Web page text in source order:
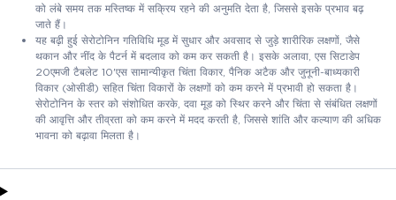
को लंबे समय तक मस्तिष्क में सक्रिय रहने की अनुमति देता है, जिससे इसके प्रभाव बढ़
जाते हैं।
यह बढ़ी हुई सेरोटोनिन गतिविधि मूड में सुधार और अवसाद से जुड़े शारीरिक लक्षणों, जैसे
थकान और नींद के पैटर्न में बदलाव को कम कर सकती है। इसके अलावा, एस सिटाडेप
20एमजी टैबलेट 10'एस सामान्यीकृत चिंता विकार, पैनिक अटैक और जुनूनी-बाध्यकारी
विकार (ओसीडी) सहित चिंता विकारों के लक्षणों को कम करने में प्रभावी हो सकता है।
सेरोटोनिन के स्तर को संशोधित करके, दवा मूड को स्थिर करने और चिंता से संबंधित लक्षणों
की आवृत्ति और तीव्रता को कम करने में मदद करती है, जिससे शांति और कल्याण की अधिक
भावना को बढ़ावा मिलता है।